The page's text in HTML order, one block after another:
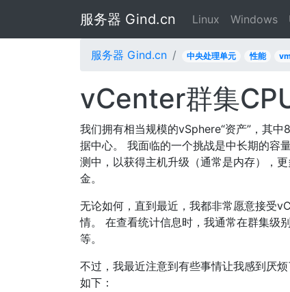
服务器 Gind.cn Linux Windows
服务器 Gind.cn 中央处理单元 性能
vCenter群集
我们拥有相当规模的vSphere“资产”，其
据中心。 我面临的一个挑战是中长期的容
测中，以获得主机升级（通常是内存），
金。
无论如何，直到最近，我都非常愿意接受
情。 在查看统计信息时，我通常在群集级
等。
不过，我最近注意到有些事情让我感到厌
如下：